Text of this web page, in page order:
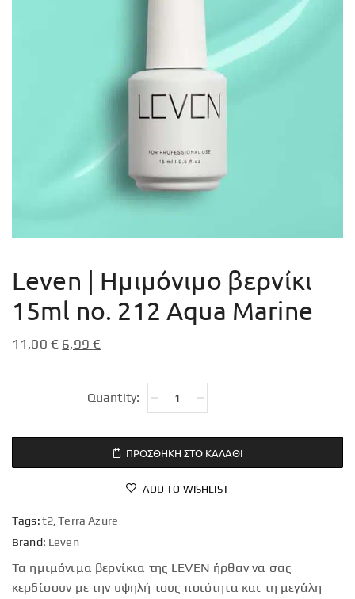
Leven | Ημιμόνιμο βερνίκι
15ml no. 212 Aqua Marine
11,00€ 6,99€
ΠΡΟΣΘΉΚΗ ΣΤΟ ΚΑΛΆΘΙ
ADD TO WISHLIST
Tags:t2 Terra Azure
Brand: Leven
Τα ημιμόνιμα βερνίκια της LEVEN ήρθαν να σας
κερδίσουν με την υψηλή τους ποιότητα και τη μεγάλη